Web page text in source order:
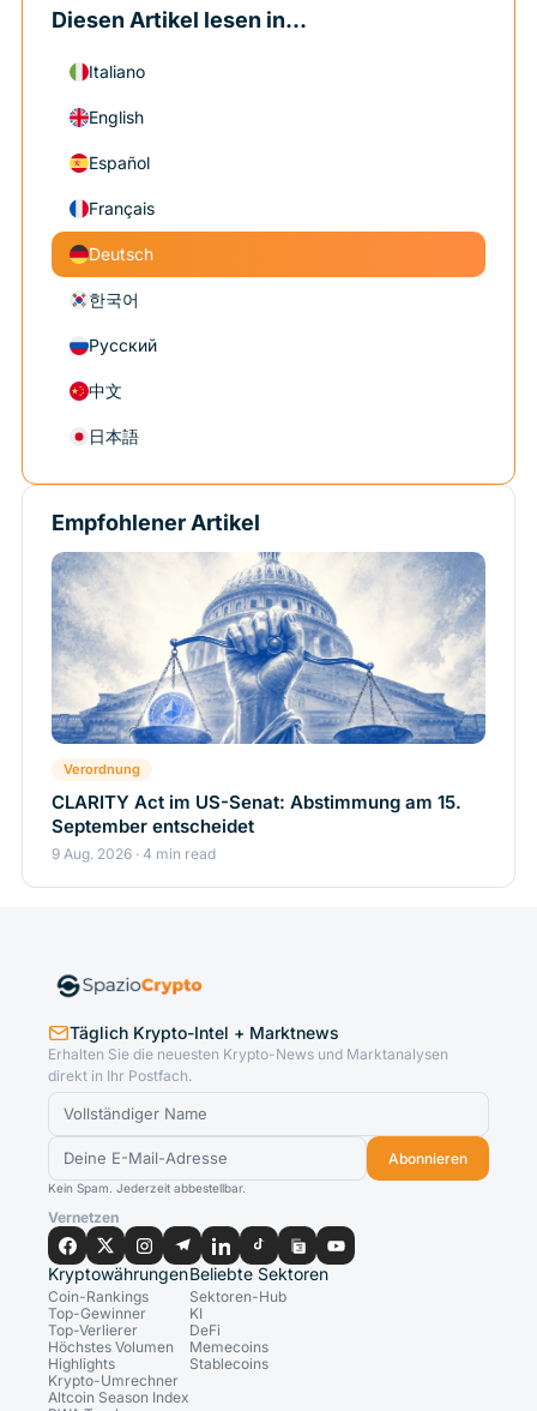
Diesen Artikel lesen in...
Italiano
English
Español
Français
Deutsch
한국어
Русский
中文
日本語
Empfohlener Artikel
Verordnung
CLARITY Act im US-Senat: Abstimmung am 15.
September entscheidet
9 Aug. 2026 · 4 min read
Täglich Krypto-Intel + Marktnews
Erhalten Sie die neuesten Krypto-News und Marktanalysen
direkt in Ihr Postfach.
Abonnieren
Kein Spam. Jederzeit abbestellbar.
Vernetzen
Kryptowährungen
Coin-Rankings
Top-Gewinner
Top-Verlierer
Höchstes Volumen
Highlights
Krypto-Umrechner
Altcoin Season Index
Beliebte Sektoren
Sektoren-Hub
KI
DeFi
Memecoins
Stablecoins